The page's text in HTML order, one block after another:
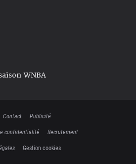
WNBA
Contact
Publicité
confidentialité
Recrutement
Gestion cookies